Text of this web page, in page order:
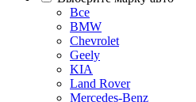
Все
BMW
Chevrolet
Geely
KIA
Land Rover
Mercedes-Benz